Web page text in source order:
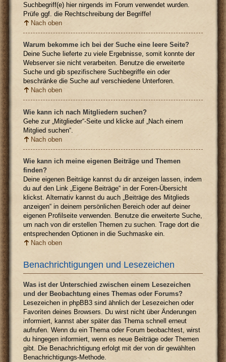
Suchbegriff(e) hier nirgends im Forum verwendet wurden.
Prüfe ggf. die Rechtschreibung der Begriffe!
Nach oben
Warum bekomme ich bei der Suche eine leere Seite?
Deine Suche lieferte zu viele Ergebnisse, somit konnte der
Webserver sie nicht verarbeiten. Benutze die erweiterte
Suche und gib spezifischere Suchbegriffe ein oder
beschränke die Suche auf verschiedene Unterforen.
Nach oben
Wie kann ich nach Mitgliedern suchen?
Gehe zur „Mitglieder“-Seite und klicke auf „Nach einem
Mitglied suchen“.
Nach oben
Wie kann ich meine eigenen Beiträge und Themen
finden?
Deine eigenen Beiträge kannst du dir anzeigen lassen, indem
du auf den Link „Eigene Beiträge“ in der Foren-Übersicht
klickst. Alternativ kannst du auch „Beiträge des Mitglieds
anzeigen“ in deinem persönlichen Bereich oder auf deiner
eigenen Profilseite verwenden. Benutze die erweiterte Suche,
um nach von dir erstellen Themen zu suchen. Trage dort die
entsprechenden Optionen in die Suchmaske ein.
Nach oben
Benachrichtigungen und Lesezeichen
Was ist der Unterschied zwischen einem Lesezeichen
und der Beobachtung eines Themas oder Forums?
Lesezeichen in phpBB3 sind ähnlich der Lesezeichen oder
Favoriten deines Browsers. Du wirst nicht über Änderungen
informiert, kannst aber später das Thema schnell erneut
aufrufen. Wenn du ein Thema oder Forum beobachtest, wirst
du hingegen informiert, wenn es neue Beiträge oder Themen
gibt. Die Benachrichtigung erfolgt mit der von dir gewählten
Benachrichtigungs-Methode.